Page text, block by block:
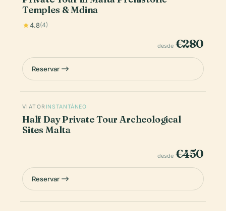
Temples & Mdina
4.8(4)
desde €280
Reservar
VIATOR INSTANTÁNEO
Half Day Private Tour Archeological
Sites Malta
desde €450
Reservar